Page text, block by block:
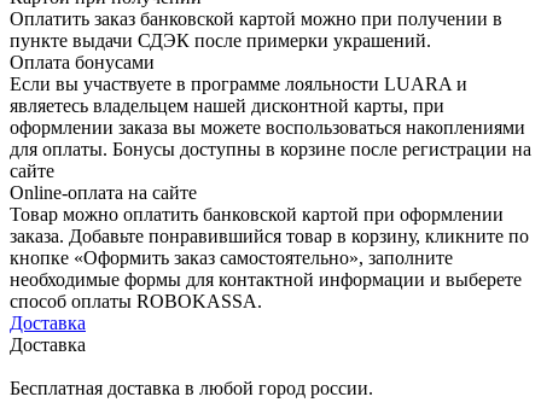
Оплатить заказ банковской картой можно при получении в
пункте выдачи СДЭК после примерки украшений.
Оплата бонусами
Если вы участвуете в программе лояльности LUARA и
являетесь владельцем нашей дисконтной карты, при
оформлении заказа вы можете воспользоваться накоплениями
для оплаты. Бонусы доступны в корзине после регистрации на
сайте
Online-оплата на сайте
Товар можно оплатить банковской картой при оформлении
заказа. Добавьте понравившийся товар в корзину, кликните по
кнопке «Оформить заказ самостоятельно», заполните
необходимые формы для контактной информации и выберете
способ оплаты ROBOKASSA.
Доставка
Доставка
Бесплатная доставка в любой город россии.